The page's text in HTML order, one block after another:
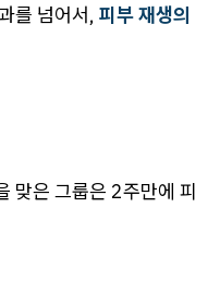
를 넘어서, 피부 재생의
맞은 그룹은 2주만에 피